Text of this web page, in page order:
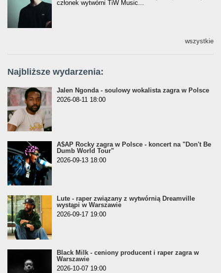
członek wytwórni TiW Music...
wszystkie
Najbliższe wydarzenia:
Jalen Ngonda - soulowy wokalista zagra w Polsce
2026-08-11 18:00
A$AP Rocky zagra w Polsce - koncert na "Don't Be
Dumb World Tour"
2026-09-13 18:00
Lute - raper związany z wytwórnią Dreamville
wystąpi w Warszawie
2026-09-17 19:00
Black Milk - ceniony producent i raper zagra w
Warszawie
2026-10-07 19:00